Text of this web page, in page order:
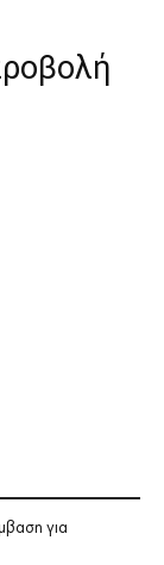
για